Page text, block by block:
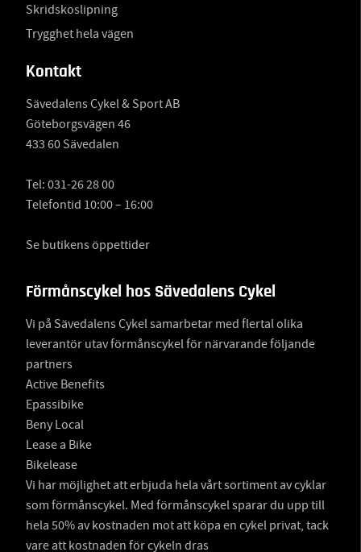
Skridskoslipning
Trygghet hela vägen
Kontakt
Sävedalens Cykel & Sport AB
Göteborgsvägen 46
433 60 Sävedalen
Tel: 031-26 28 00
Telefontid 10:00 – 16:00
Se butikens öppettider
Förmånscykel hos Sävedalens Cykel
Vi på Sävedalens Cykel samarbetar med flertal olika
leverantör utav förmånscykel för närvarande följande
partners
Active Benefits
Epassibike
Beny Local
Lease a Bike
Bikelease
Vi har möjlighet att erbjuda hela vårt sortiment av cyklar
som förmånscykel. Med förmånscykel sparar du upp till
hela 50% av kostnaden mot att köpa en cykel privat, tack
vare att kostnaden för cykeln dras